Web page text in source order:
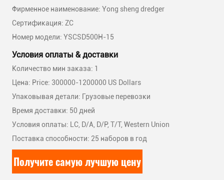
Фирменное наименование: Yong sheng dredger
Сертификация: ZC
Номер модели: YSCSD500H-15
Условия оплаты & доставки
Количество мин заказа: 1
Цена: Price: 300000-1200000 US Dollars
Упаковывая детали: Грузовые перевозки
Время доставки: 50 дней
Условия оплаты: LC, D/A, D/P, T/T, Western Union
Поставка способности: 25 наборов в год
Получите самую лучшую цену